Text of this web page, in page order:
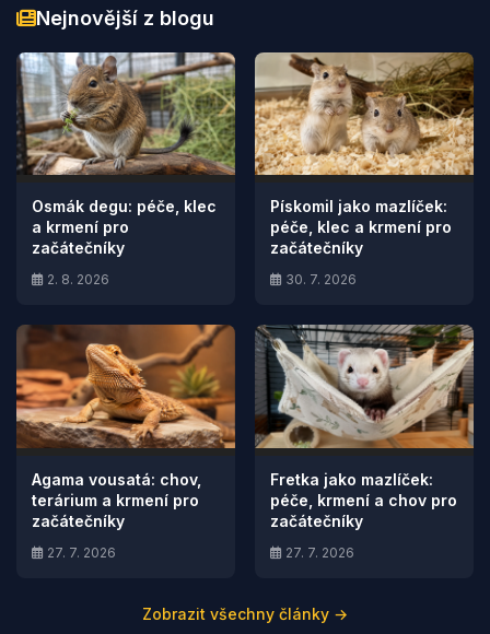
Nejnovější z blogu
Osmák degu: péče, klec
a krmení pro
začátečníky
2. 8. 2026
Pískomil jako mazlíček:
péče, klec a krmení pro
začátečníky
30. 7. 2026
Agama vousatá: chov,
terárium a krmení pro
začátečníky
27. 7. 2026
Fretka jako mazlíček:
péče, krmení a chov pro
začátečníky
27. 7. 2026
Zobrazit všechny články →